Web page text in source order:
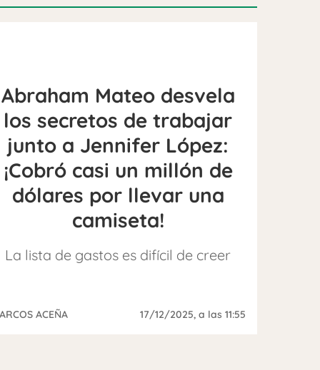
Abraham Mateo desvela
los secretos de trabajar
junto a Jennifer López:
¡Cobró casi un millón de
dólares por llevar una
camiseta!
La lista de gastos es difícil de creer
ACEÑA 17/12/2025, a las 11:55